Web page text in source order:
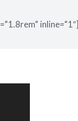
inline=“1″]